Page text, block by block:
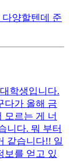
양할텐데 준
학생입니다.
다가 올해 금
모르는 게 너
니다. 뭐 부터
같습니다!! 일
보를 얻고 있